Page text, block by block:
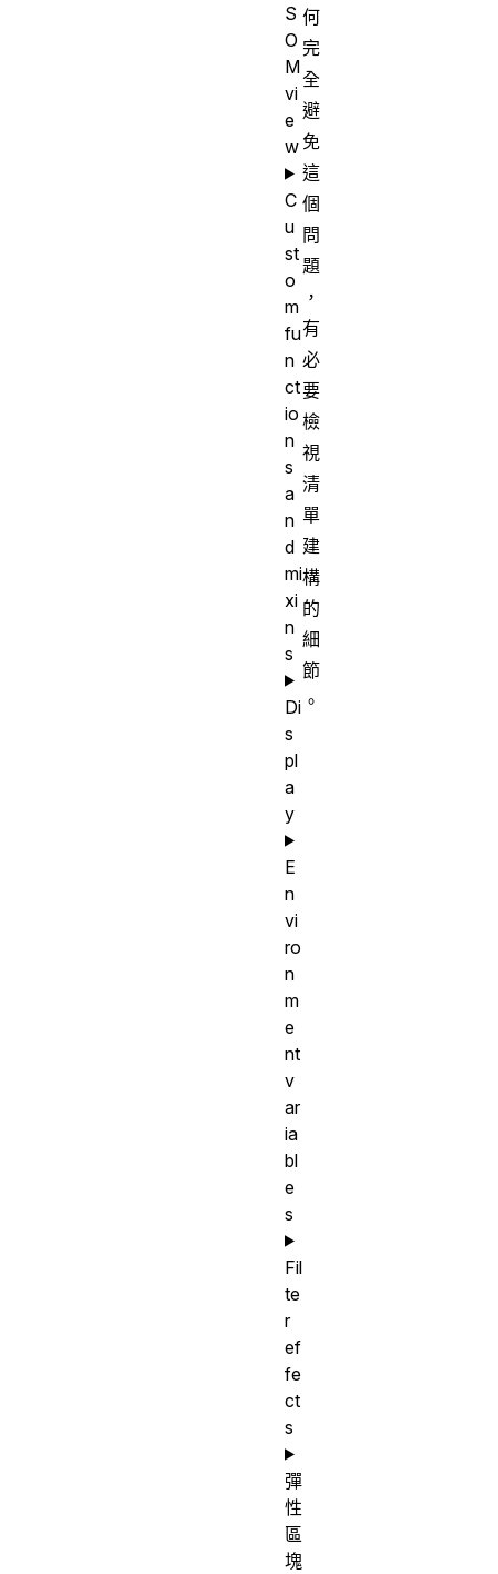
何
完
全
避
免
這
個
問
題
，
有
必
要
檢
視
清
單
建
構
的
細
節
。
S
O
M
vi
e
w
C
u
st
o
m
fu
n
ct
io
n
s
a
n
d
mi
xi
n
s
Di
s
pl
a
y
E
n
vi
ro
n
m
e
nt
v
ar
ia
bl
e
s
Fil
te
r
ef
fe
ct
s
彈
性
區
塊